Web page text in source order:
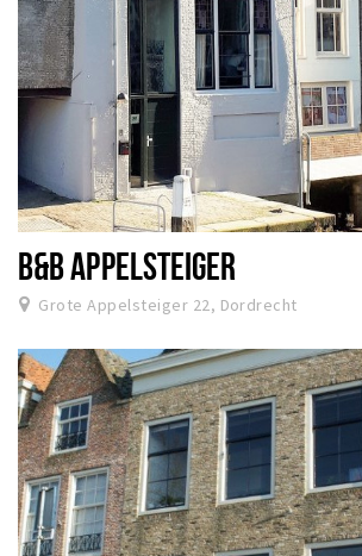
B&B APPELSTEIGER
Grote Appelsteiger 22, Dordrecht